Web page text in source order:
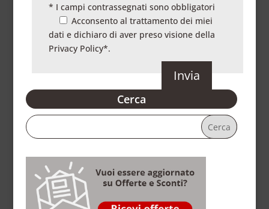
* I campi contrassegnati sono obbligatori
Acconsento al trattamento dei miei
dati e dichiaro di aver preso visione della
Privacy Policy*.
Cerca